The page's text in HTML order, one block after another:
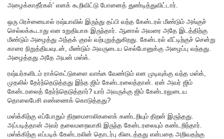
அழைக்காதீர்கள்’ எனக் கூறிவிட்டு போனைத் துண்டித்துவிட்டார்.
ஒரு பிரச்னையால் ரஷ்யாவில் இருந்து தப்பி வந்த கேன்டரல் மீண்டும் அங்குச்
செல்லக்கூடாது என உறுதியாக இருந்தார். ஆனால் அவரை அதே இடத்திற்கு
மீண்டும் அழைத்து அந்தக் குரல் வற்புறுத்துகிறது. கேன்டரல் வீட்டிற்குச் சென்று
காரை நிறுத்தியவுடன், மீண்டும் அவருடைய செல்போனுக்கு அழைப்பு வந்தது.
அழைத்தது அதே அயன் மஸ்க்.
ரஷ்யர்களிடம் ராக்கெட்டுகளை வாங்க வேண்டும் என முடிவுக்கு வந்த மஸ்க்,
முதலில் தேர்ந்தெடுத்தது இந்த ஜிம் கேன்டரலைத்தான். ஏன் அவர் ஜிம்
கேன்டரலைத் தேர்ந்தெடுத்தார்? யார் அவருக்கு ஜிம் கேன்டரலுடைய
தொலைபேசி எண்ணைக் கொடுத்தது?
மஸ்க்கிற்கு எப்போதும் திறமைசாலிகளைக் கண்டறியும் திறன் இருந்தது.
அப்படித்தான் அவர் தலைமறைவாகி இருந்த கேன்டரலையும் கண்டறிந்தார்.
மஸ்க்கிற்கு எப்படிக் கேன்டரலின் தொடர்பு கிடைத்தது என்பதை அறிவதற்கு